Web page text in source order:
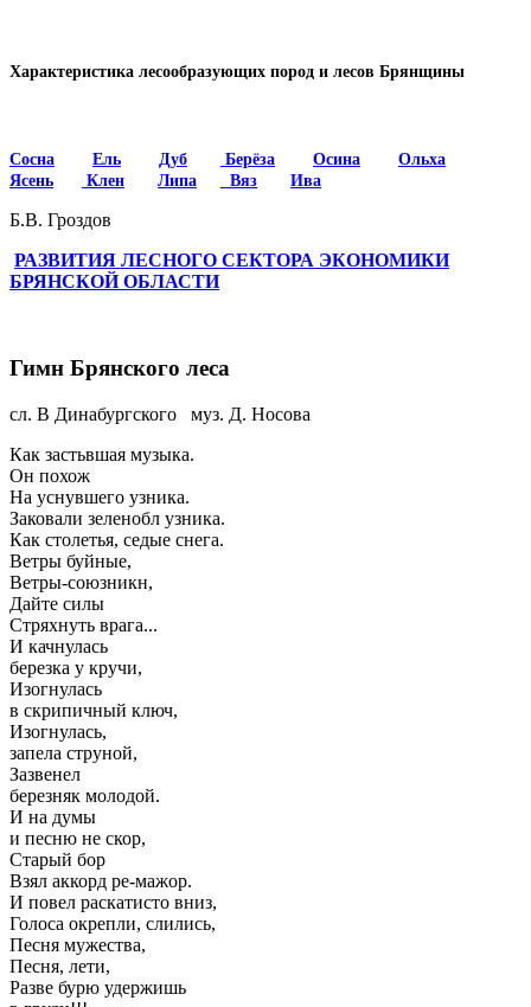
Характеристика лесообразующих пород и лесов Брянщины
Сосна Ель Дуб Берёза Осина
Ольха
Ясень
Клен Липа Вяз Ива
Б.В. Гроздов
РАЗВИТИЯ ЛЕСНОГО СЕКТОРА ЭКОНОМИКИ
БРЯНСКОЙ ОБЛАСТИ
Гимн Брянского леса
сл. В Динабургского муз. Д. Носова
Как застьвшая музыка.
Он похож
На уснувшего узника.
Заковали зеленобл узника.
Как столетья, седые снега.
Ветры буйные,
Ветры-союзникн,
Дайте силы
Стряхнуть врага...
И качнулась
березка у кручи,
Изогнулась
в скрипичный ключ,
Изогнулась,
запела струной,
Зазвенел
березняк молодой.
И на думы
и песню не скор,
Старый бор
Взял аккорд ре-мажор.
И повел раскатисто вниз,
Голоса окрепли, слились,
Песня мужества,
Песня, лети,
Разве бурю удержишь